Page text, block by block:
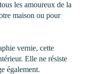
les amoureux de la
maison ou pour
vernie, cette
Elle ne résiste
également.